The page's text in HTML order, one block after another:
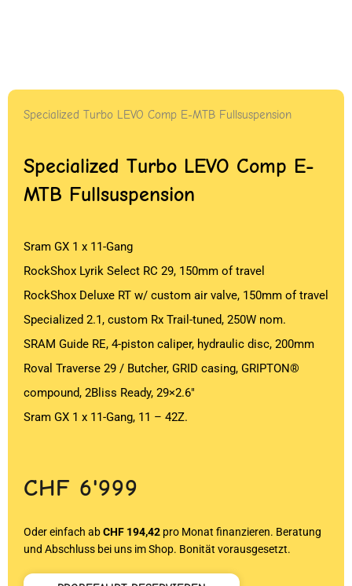
Specialized Turbo LEVO Comp E-MTB Fullsuspension
Specialized Turbo LEVO Comp E-
MTB Fullsuspension
Sram GX 1 x 11-Gang
RockShox Lyrik Select RC 29, 150mm of travel
RockShox Deluxe RT w/ custom air valve, 150mm of travel
Specialized 2.1, custom Rx Trail-tuned, 250W nom.
SRAM Guide RE, 4-piston caliper, hydraulic disc, 200mm
Roval Traverse 29 / Butcher, GRID casing, GRIPTON®
compound, 2Bliss Ready, 29×2.6″
Sram GX 1 x 11-Gang, 11 – 42Z.
CHF 6'999
Oder einfach abCHF 194,42 pro Monat finanzieren. Beratung
und Abschluss bei uns im Shop. Bonität vorausgesetzt.